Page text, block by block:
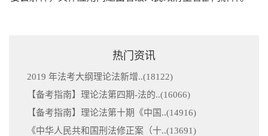
热门资讯
2019 年法考大纲理论法新增..(18122)
【备考指南】理论法第四期-法的..(16066)
【备考指南】理论法第十期《中国..(14916)
《中华人民共和国刑法修正案（十..(13691)